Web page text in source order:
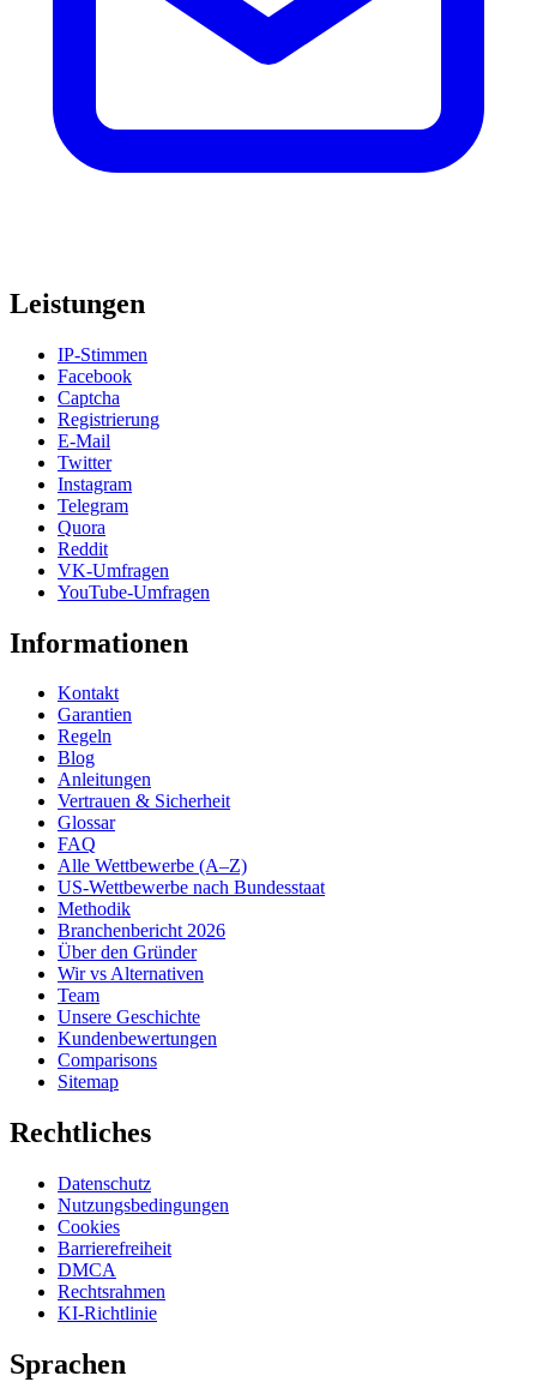
Leistungen
IP-Stimmen
Facebook
Captcha
Registrierung
E-Mail
Twitter
Instagram
Telegram
Quora
Reddit
VK-Umfragen
YouTube-Umfragen
Informationen
Kontakt
Garantien
Regeln
Blog
Anleitungen
Vertrauen & Sicherheit
Glossar
FAQ
Alle Wettbewerbe (A–Z)
US-Wettbewerbe nach Bundesstaat
Methodik
Branchenbericht 2026
Über den Gründer
Wir vs Alternativen
Team
Unsere Geschichte
Kundenbewertungen
Comparisons
Sitemap
Rechtliches
Datenschutz
Nutzungsbedingungen
Cookies
Barrierefreiheit
DMCA
Rechtsrahmen
KI-Richtlinie
Sprachen